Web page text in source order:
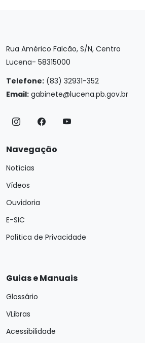
Rua Américo Falcão, S/N, Centro
Lucena- 58315000
Telefone: (83) 32931-352
Email: gabinete@lucena.pb.gov.br
Navegação
Notícias
Vídeos
Ouvidoria
E-SIC
Política de Privacidade
Guias e Manuais
Glossário
VLibras
Acessibilidade